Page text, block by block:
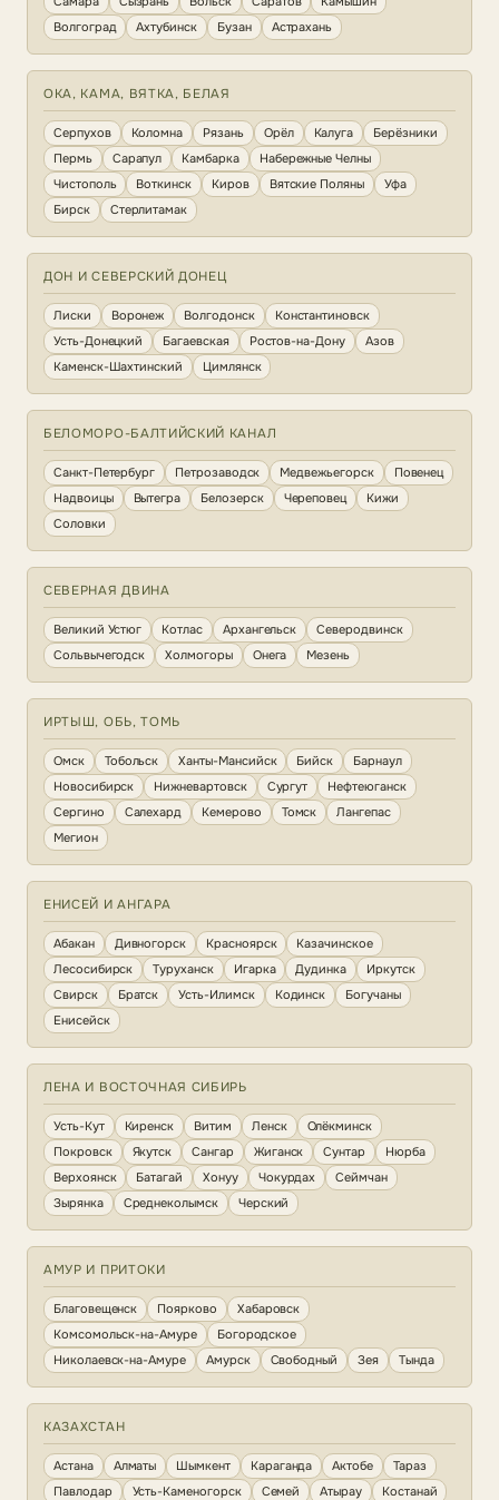
Волгоград
Ахтубинск Бузан Астрахань
ОКА, КАМА, ВЯТКА, БЕЛАЯ
Серпухов Коломна Рязань Орёл Калуга
Берёзники
Пермь
Сарапул Камбарка
Набережные Челны
Чистополь
Воткинск Киров Вятские Поляны
Уфа
Бирск
Стерлитамак
ДОН И СЕВЕРСКИЙ ДОНЕЦ
Лиски Воронеж Волгодонск
Константиновск
Усть-Донецкий
Багаевская Ростов-на-Дону
Азов
Каменск-Шахтинский
Цимлянск
БЕЛОМОРО-БАЛТИЙСКИЙ КАНАЛ
Санкт-Петербург Петрозаводск Медвежьегорск
Повенец
Надвоицы
Вытегра Белозерск Череповец
Кижи
Соловки
СЕВЕРНАЯ ДВИНА
Великий Устюг Котлас Архангельск
Северодвинск
Сольвычегодск
Холмогоры Онега Мезень
ИРТЫШ, ОБЬ, ТОМЬ
Омск Тобольск Ханты-Мансийск Бийск
Барнаул
Новосибирск
Нижневартовск Сургут
Нефтеюганск
Сергино
Салехард Кемерово Томск
Лангепас
Мегион
ЕНИСЕЙ И АНГАРА
Абакан Дивногорск Красноярск
Казачинское
Лесосибирск
Туруханск Игарка Дудинка
Иркутск
Свирск
Братск Усть-Илимск Кодинск
Богучаны
Енисейск
ЛЕНА И ВОСТОЧНАЯ СИБИРЬ
Усть-Кут Киренск Витим Ленск
Олёкминск
Покровск
Якутск Сангар Жиганск Сунтар
Нюрба
Верхоянск
Батагай Хонуу Чокурдах
Сеймчан
Зырянка
Среднеколымск Черский
АМУР И ПРИТОКИ
Благовещенск Поярково
Хабаровск
Комсомольск-на-Амуре
Богородское
Николаевск-на-Амуре
Амурск Свободный Зея Тында
КАЗАХСТАН
Астана Алматы Шымкент Караганда Актобе
Тараз
Павлодар
Усть-Каменогорск Семей Атырау
Костанай